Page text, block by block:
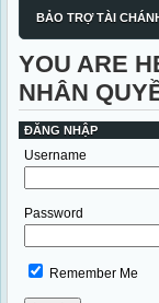
BẢO TRỢ TÀI
YOU ARE
NHÂN
ĐĂNG NHẬP
Username
Password
Remember Me